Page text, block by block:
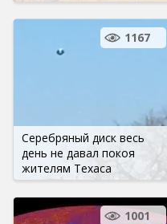
Серебряный диск весь
день не давал покоя
жителям Техаса
1167
1001